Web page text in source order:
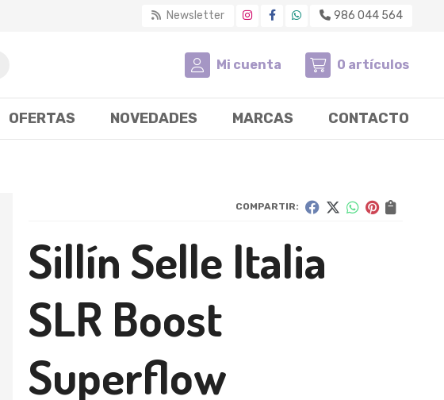
Newsletter 986 044 564
Mi cuenta 0 artículos
OFERTAS NOVEDADES MARCAS CONTACTO
COMPARTIR:
Sillín Selle Italia
SLR Boost
Superflow